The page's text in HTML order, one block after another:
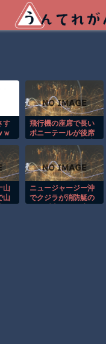
す
ｗ
飛行機の座席で長い
ポニーテールが後席
行為！！
山
山
ニュージャージー沖
でクジラが消防艇の